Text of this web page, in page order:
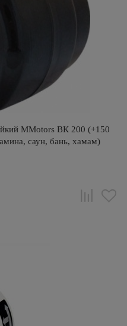
MMotors ВК 200 (+150
саун, бань, хамам)